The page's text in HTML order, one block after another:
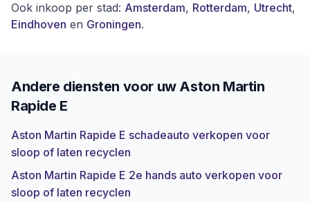
Ook inkoop per stad: Amsterdam, Rotterdam, Utrecht,
Eindhoven en Groningen.
Andere diensten voor uw Aston Martin
Rapide E
Aston Martin Rapide E schadeauto verkopen voor
sloop of laten recyclen
Aston Martin Rapide E 2e hands auto verkopen voor
sloop of laten recyclen